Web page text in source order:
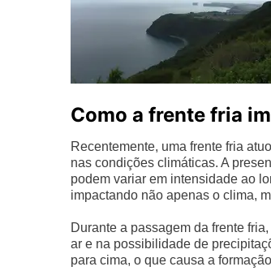
Como a frente fria
Recentemente, uma frente fria
nas condições climáticas. A
podem variar em intensidade ao
impactando não apenas o clima,
Durante a passagem da frente
ar e na possibilidade de
para cima, o que causa a